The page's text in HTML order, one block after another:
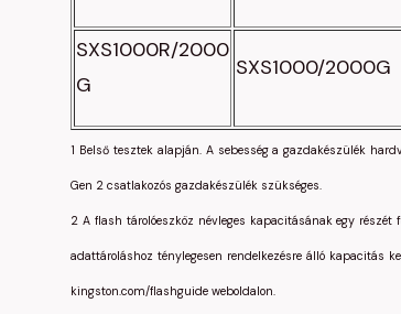
SXS1000R/2000
G
SXS1000/2000G
1 Belső tesztek alapján. A sebesség a gazdakészülék
Gen 2 csatlakozós gazdakészülék szükséges.
2 A flash tárolóeszköz névleges kapacitásának egy
adattároláshoz ténylegesen rendelkezésre álló
kingston.com/flashguide weboldalon.